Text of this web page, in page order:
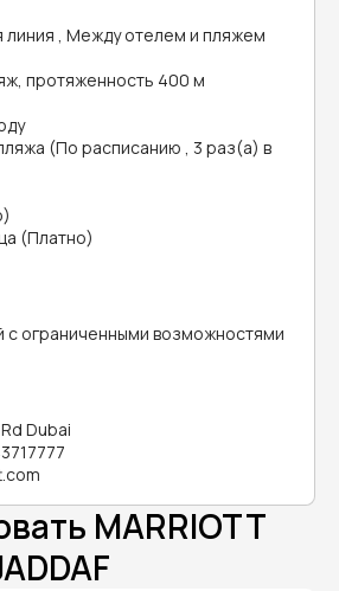
линия , Между отелем и пляжем
протяженность 400 м
(По расписанию , 3 раз(а) в
(Платно)
ограниченными возможностями
Dubai
MARRIOTT